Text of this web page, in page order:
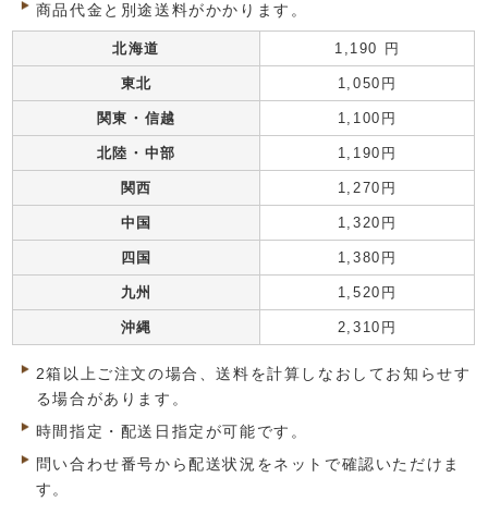
商品代金と別途送料がかかります。
北海道 1,190 円
東北 1,050円
関東・信越 1,100円
北陸・中部 1,190円
関西 1,270円
中国 1,320円
四国 1,380円
九州 1,520円
沖縄 2,310円
2箱以上ご注文の場合、送料を計算しなおしてお知らせす
る場合があります。
時間指定・配送日指定が可能です。
問い合わせ番号から配送状況をネットで確認いただけま
す。